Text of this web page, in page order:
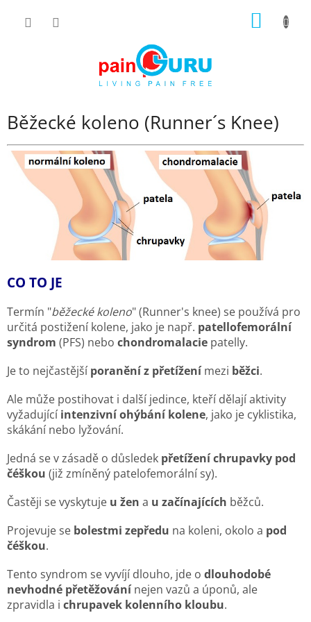
Běžecké koleno (Runner´s Knee)
CO TO JE
Termín "běžecké koleno" (Runner's knee) se používá pro
určitá postižení kolene, jako je např. patellofemorální
syndrom (PFS) nebo chondromalacie patelly.
Je to nejčastější poranění z přetíženímezi běžci.
Ale může postihovat i další jedince, kteří dělají aktivity
vyžadující intenzivní ohýbání kolene, jako je cyklistika,
skákání nebo lyžování.
Jedná se v zásadě o důsledek přetížení chrupavky pod
čéškou (již zmíněný patelofemorální sy).
Častěji se vyskytuje u žen a u začínajících běžců.
Projevuje se bolestmi zepředu na koleni, okolo a pod
čéškou.
Tento syndrom se vyvíjí dlouho, jde o dlouhodobé
nevhodné přetěžovánínejen vazů a úponů, ale
zpravidla i chrupavek kolenního kloubu.